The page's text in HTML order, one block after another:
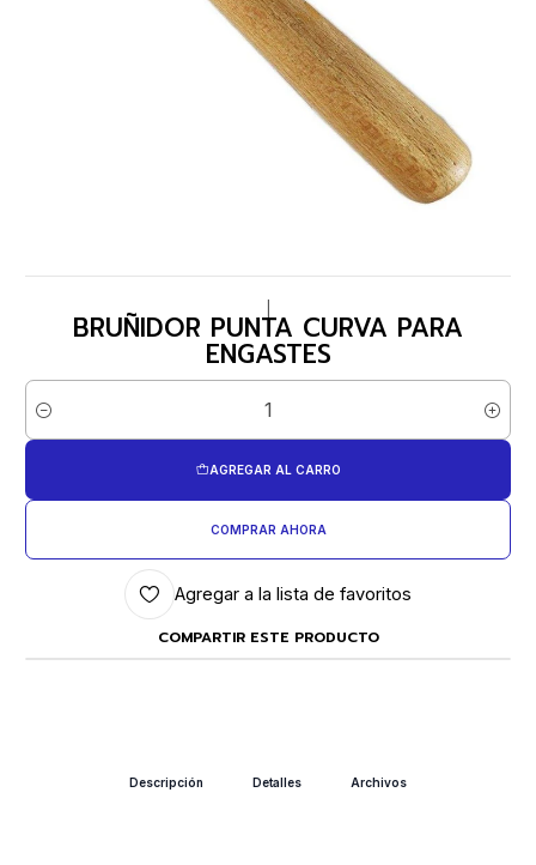
BRUÑIDOR PUNTA CURVA PARA
ENGASTES
Cantidad
AGREGAR AL CARRO
COMPRAR AHORA
Agregar a la lista de favoritos
COMPARTIR ESTE PRODUCTO
Descripción Detalles Archivos